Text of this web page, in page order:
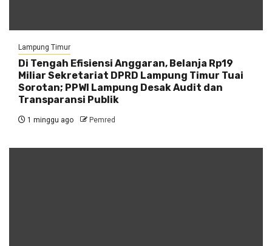
Lampung Timur
Di Tengah Efisiensi Anggaran, Belanja Rp19
Miliar Sekretariat DPRD Lampung Timur Tuai
Sorotan; PPWI Lampung Desak Audit dan
Transparansi Publik
1 minggu ago Pemred